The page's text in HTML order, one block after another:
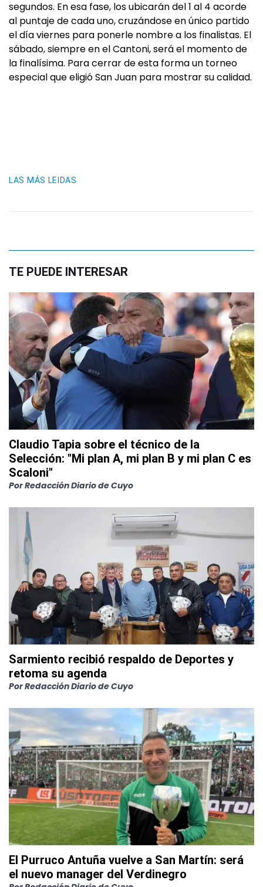
segundos. En esa fase, los ubicarán del 1 al 4 acorde
al puntaje de cada uno, cruzándose en único partido
el día viernes para ponerle nombre a los finalistas. El
sábado, siempre en el Cantoni, será el momento de
la finalísima. Para cerrar de esta forma un torneo
especial que eligió San Juan para mostrar su calidad.
LAS MÁS LEIDAS
TE PUEDE INTERESAR
Claudio Tapia sobre el técnico de la
Selección: "Mi plan A, mi plan B y mi plan C es
Scaloni"
PorRedacción Diario de Cuyo
Sarmiento recibió respaldo de Deportes y
retoma su agenda
PorRedacción Diario de Cuyo
El Purruco Antuña vuelve a San Martín: será
el nuevo manager del Verdinegro